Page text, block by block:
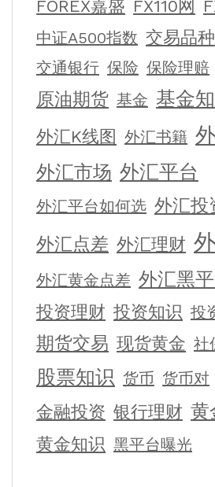
FOREX嘉盛 FX110网
中证A500指数 交易品种
交通银行 保险 保险理赔
原油期货 基金 基金
外汇K线图 外汇书籍
外汇市场 外汇平台
外汇平台如何选 外汇投
外汇点差 外汇理财
外汇黄金点差 外汇黑
投资理财 投资知识 投
期货交易 现货黄金 社
股票知识 货币 货币对
金融投资 银行理财 黄
黄金知识 黑平台曝光